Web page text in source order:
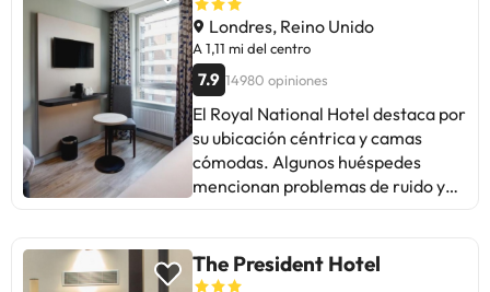
Londres, Reino Unido
A 1,11 mi del centro
7.9 14980 opiniones
El Royal National Hotel destaca por
su ubicación céntrica y camas
cómodas. Algunos huéspedes
mencionan problemas de ruido y
con comentarios sobre poca
variedad. En general, la limpieza y
The President Hotel